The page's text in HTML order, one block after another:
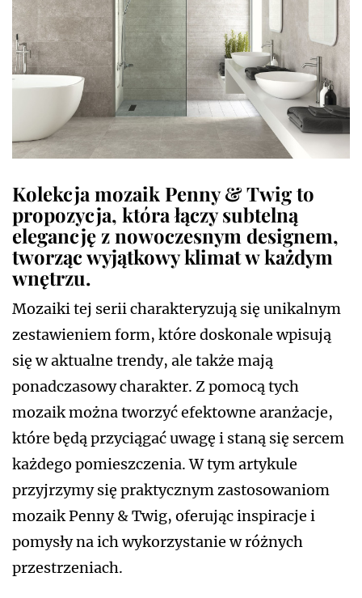
Kolekcja mozaik Penny & Twig to
propozycja, która łączy subtelną
elegancję z nowoczesnym designem,
tworząc wyjątkowy klimat w każdym
wnętrzu.
Mozaiki tej serii charakteryzują się unikalnym
zestawieniem form, które doskonale wpisują
się w aktualne trendy, ale także mają
ponadczasowy charakter. Z pomocą tych
mozaik można tworzyć efektowne aranżacje,
które będą przyciągać uwagę i staną się sercem
każdego pomieszczenia. W tym artykule
przyjrzymy się praktycznym zastosowaniom
mozaik Penny & Twig, oferując inspiracje i
pomysły na ich wykorzystanie w różnych
przestrzeniach.